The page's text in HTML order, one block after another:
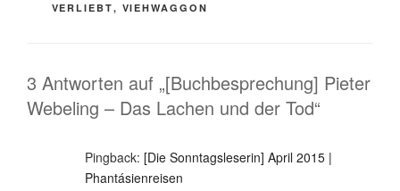
VERLIEBT, VIEHWAGGON
3 Antworten auf „[Buchbesprechung] Pieter
Webeling – Das Lachen und der Tod“
Pingback: [Die Sonntagsleserin] April 2015 |
Phantásienreisen